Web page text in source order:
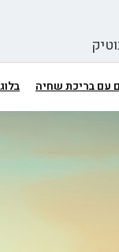
עם בריכת שחיה